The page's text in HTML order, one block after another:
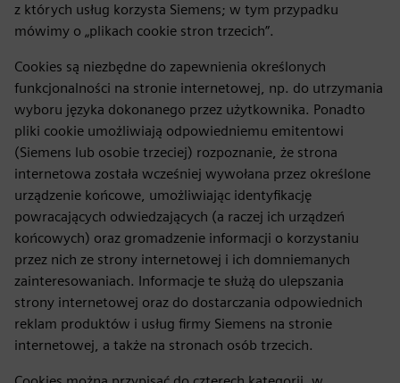
z których usług korzysta Siemens; w tym przypadku
mówimy o „plikach cookie stron trzecich”.
Cookies są niezbędne do zapewnienia określonych
funkcjonalności na stronie internetowej, np. do utrzymania
wyboru języka dokonanego przez użytkownika. Ponadto
pliki cookie umożliwiają odpowiedniemu emitentowi
(Siemens lub osobie trzeciej) rozpoznanie, że strona
internetowa została wcześniej wywołana przez określone
urządzenie końcowe, umożliwiając identyfikację
powracających odwiedzających (a raczej ich urządzeń
końcowych) oraz gromadzenie informacji o korzystaniu
przez nich ze strony internetowej i ich domniemanych
zainteresowaniach. Informacje te służą do ulepszania
strony internetowej oraz do dostarczania odpowiednich
reklam produktów i usług firmy Siemens na stronie
internetowej, a także na stronach osób trzecich.